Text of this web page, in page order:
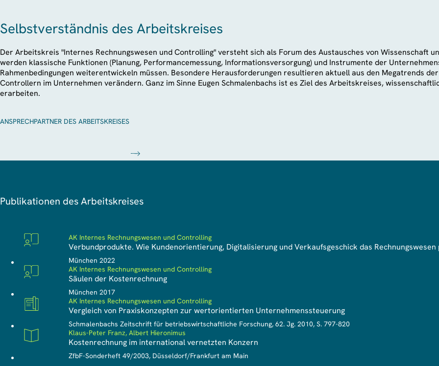
Selbstverständnis des Arbeitskreises
Der Arbeitskreis "Internes Rechnungswesen und Controlling" versteht sich als Forum des Austausches von Wissenschaft
werden klassische Funktionen (Planung, Performancemessung, Informationsversorgung) und Instrumente der
Rahmenbedingungen weiterentwickeln müssen. Besondere Herausforderungen resultieren aktuell aus den Megatrends
Controllern im Unternehmen verändern. Ganz im Sinne Eugen Schmalenbachs ist es Ziel des Arbeitskreises,
erarbeiten.
ANSPRECHPARTNER DES ARBEITSKREISES
Publikationen des Arbeitskreises
AK Internes Rechnungswesen und Controlling
Verbundprodukte. Wie Kundenorientierung, Digitalisierung und Verkaufsgeschick das
München 2022
AK Internes Rechnungswesen und Controlling
Säulen der Kostenrechnung
München 2017
Zeitschriftenartikel
AK Internes Rechnungswesen und Controlling
Vergleich von Praxiskonzepten zur wertorientierten Unternehmenssteuerung
Schmalenbachs Zeitschrift für betriebswirtschaftliche Forschung, 62. Jg. 2010, S. 797-820
Klaus-Peter Franz, Albert Hieronimus
Kostenrechnung im international vernetzten Konzern
ZfbF-Sonderheft 49/2003, Düsseldorf/Frankfurt am Main